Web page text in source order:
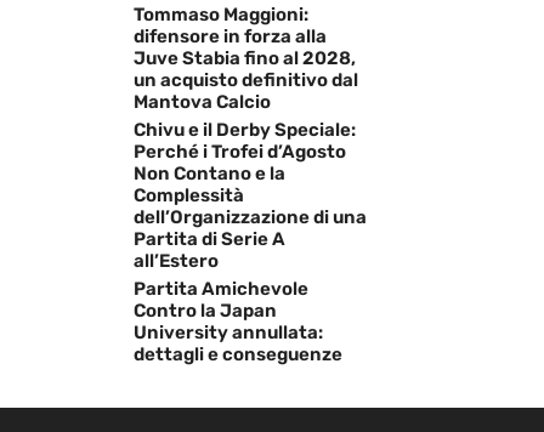
Tommaso Maggioni:
difensore in forza alla
Juve Stabia fino al 2028,
un acquisto definitivo dal
Mantova Calcio
Chivu e il Derby Speciale:
Perché i Trofei d’Agosto
Non Contano e la
Complessità
dell’Organizzazione di una
Partita di Serie A
all’Estero
Partita Amichevole
Contro la Japan
University annullata:
dettagli e conseguenze